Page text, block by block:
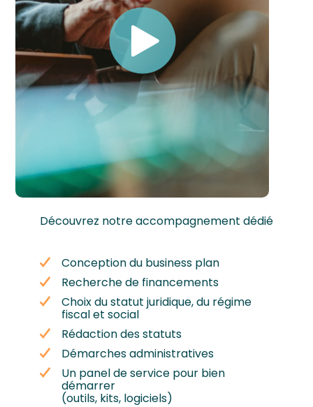
Découvrez notre accompagnement dédié
Conception du business plan
Recherche de financements
Choix du statut juridique, du régime
fiscal et social
Rédaction des statuts
Démarches administratives
Un panel de service pour bien
démarrer
(outils, kits, logiciels)